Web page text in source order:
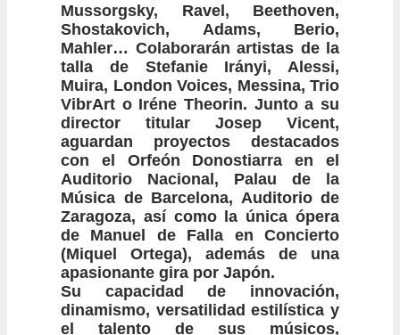
Mussorgsky, Ravel, Beethoven,
Shostakovich, Adams, Berio,
Mahler… Colaborarán artistas de la
talla de Stefanie Irányi, Alessi,
Muira, London Voices, Messina, Trio
VibrArt o Iréne Theorin. Junto a su
director titular Josep Vicent,
aguardan proyectos destacados
con el Orfeón Donostiarra en el
Auditorio Nacional, Palau de la
Música de Barcelona, Auditorio de
Zaragoza, así como la única ópera
de Manuel de Falla en Concierto
(Miquel Ortega), además de una
apasionante gira por Japón.
Su capacidad de innovación,
dinamismo, versatilidad estilística y
el talento de sus músicos,